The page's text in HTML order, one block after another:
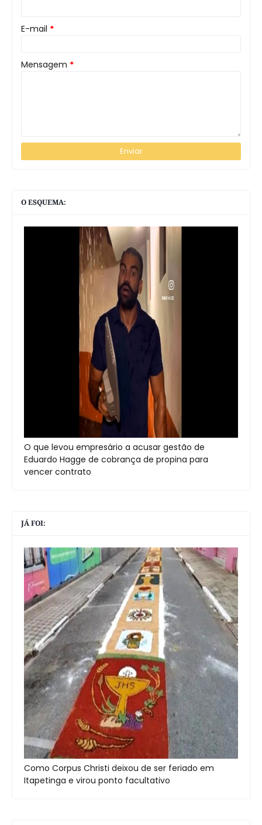
E-mail *
Mensagem *
O ESQUEMA:
O que levou empresário a acusar gestão de
Eduardo Hagge de cobrança de propina para
vencer contrato
JÁ FOI:
Como Corpus Christi deixou de ser feriado em
Itapetinga e virou ponto facultativo